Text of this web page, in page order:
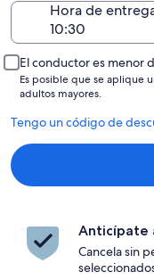
Hora de
El conductor es menor
Es posible que se aplique
adultos mayores.
Tengo un código de
Anticípate
Cancela sin